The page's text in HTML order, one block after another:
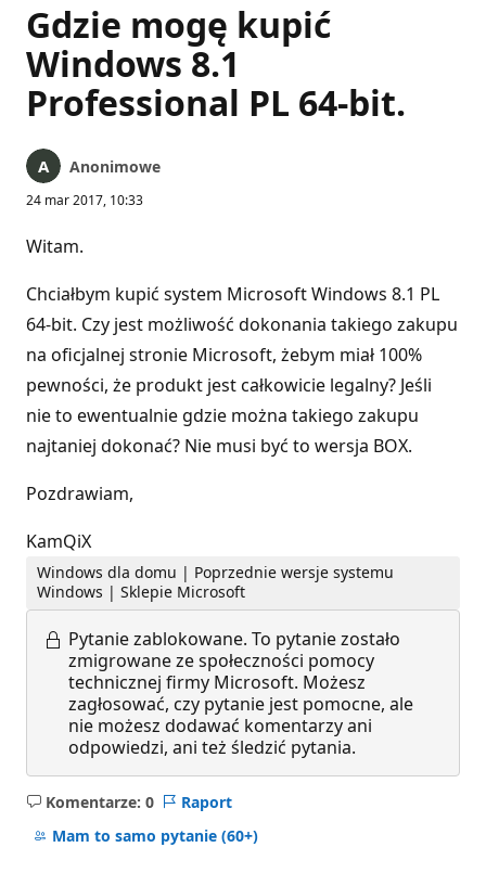
Gdzie mogę kupić
Windows 8.1
Professional PL 64-bit.
Anonimowe
24 mar 2017, 10:33
Witam.
Chciałbym kupić system Microsoft Windows 8.1 PL
64-bit. Czy jest możliwość dokonania takiego zakupu
na oficjalnej stronie Microsoft, żebym miał 100%
pewności, że produkt jest całkowicie legalny? Jeśli
nie to ewentualnie gdzie można takiego zakupu
najtaniej dokonać? Nie musi być to wersja BOX.
Pozdrawiam,
KamQiX
Windows dla domu | Poprzednie wersje systemu
Windows | Sklepie Microsoft
Pytanie zablokowane. To pytanie zostało
zmigrowane ze społeczności pomocy
technicznej firmy Microsoft. Możesz
zagłosować, czy pytanie jest pomocne, ale
nie możesz dodawać komentarzy ani
odpowiedzi, ani też śledzić pytania.
Komentarze: 0
Brak
komentarzy
Raport
Mam to samo pytanie (60+)